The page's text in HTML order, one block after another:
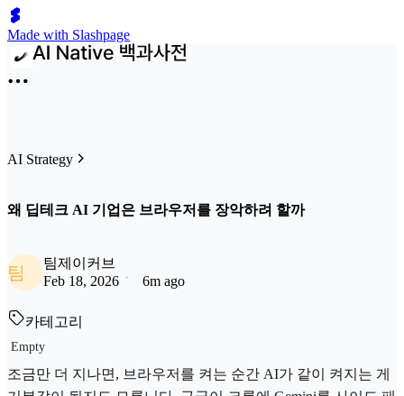
Made with Slashpage
AI Strategy
왜 딥테크 AI 기업은 브라우저를 장악하려 할까
팀
팀제이커브
Feb 18, 2026
6m ago
카테고리
Empty
조금만 더 지나면, 브라우저를 켜는 순간 AI가 같이 켜지는 게